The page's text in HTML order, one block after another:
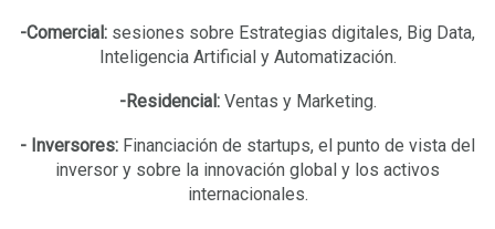
-Comercial: sesiones sobre Estrategias digitales, Big Data,
Inteligencia Artificial y Automatización.
-Residencial:Ventas y Marketing.
- Inversores: Financiación de startups, el punto de vista del
inversor y sobre la innovación global y los activos
internacionales.